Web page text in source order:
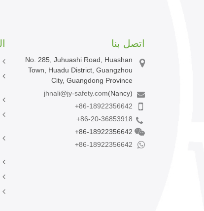
اتصل بنا
No. 285, Juhuashi Road, Huashan
Town, Huadu District, Guangzhou
City, Guangdong Province
jhnali@jy-safety.com(Nancy)
+86-18922356642
+86-20-36853918
+86-18922356642
+86-18922356642